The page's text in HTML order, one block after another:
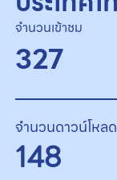
จำนวนเข้าชม
327
จำนวนดาวน์โหลด
148